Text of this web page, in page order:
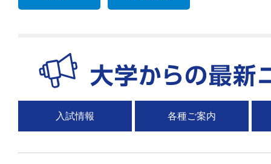
入試情報 各種ご案内